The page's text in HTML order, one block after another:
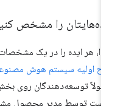
را مشخص کنید
هر ایده را در یک مشخصات
اولیه سیستم هوش مصنوعی
توسعه‌دهندگان روی بخش
توسط مدیر محصول مشخص